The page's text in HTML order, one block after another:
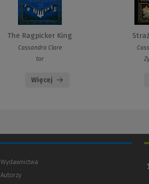
The Ragpicker King
Cassandra Clare
tor
Więcej
Wydawnictwa
Autorzy